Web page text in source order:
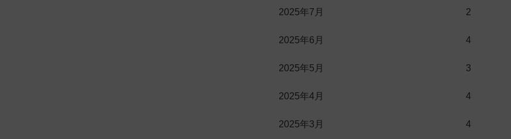
2025年7月 2
2025年6月 4
2025年5月 3
2025年4月 4
2025年3月 4